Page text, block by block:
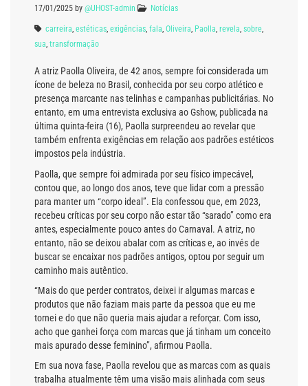
17/01/2025 by @UHOST-admin Notícias
carreira, estéticas, exigências, fala, Oliveira, Paolla, revela, sobre,
sua, transformação
A atriz Paolla Oliveira, de 42 anos, sempre foi considerada um
ícone de beleza no Brasil, conhecida por seu corpo atlético e
presença marcante nas telinhas e campanhas publicitárias. No
entanto, em uma entrevista exclusiva ao Gshow, publicada na
última quinta-feira (16), Paolla surpreendeu ao revelar que
também enfrenta exigências em relação aos padrões estéticos
impostos pela indústria.
Paolla, que sempre foi admirada por seu físico impecável,
contou que, ao longo dos anos, teve que lidar com a pressão
para manter um “corpo ideal”. Ela confessou que, em 2023,
recebeu críticas por seu corpo não estar tão “sarado” como era
antes, especialmente pouco antes do Carnaval. A atriz, no
entanto, não se deixou abalar com as críticas e, ao invés de
buscar se encaixar nos padrões antigos, optou por seguir um
caminho mais autêntico.
“Mais do que perder contratos, deixei ir algumas marcas e
produtos que não faziam mais parte da pessoa que eu me
tornei e do que não queria mais ajudar a reforçar. Com isso,
acho que ganhei força com marcas que já tinham um conceito
mais apurado desse feminino”, afirmou Paolla.
Em sua nova fase, Paolla revelou que as marcas com as quais
trabalha atualmente têm uma visão mais alinhada com seus